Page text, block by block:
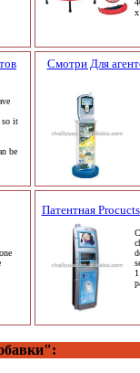
so it
be
Смотри Для
Патентная